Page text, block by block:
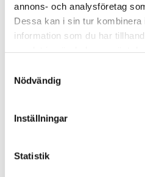
annons- och analysföretag
Dessa kan i sin tur kombinera
information som du har
Nödvändig
Inställningar
Statistik
Lagerstatus
Allmänt